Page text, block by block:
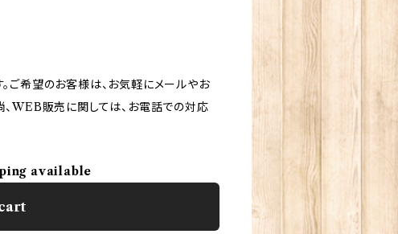
ご希望のお客様は、お気軽にメールやお
、WEB販売に関しては、お電話での対応
available